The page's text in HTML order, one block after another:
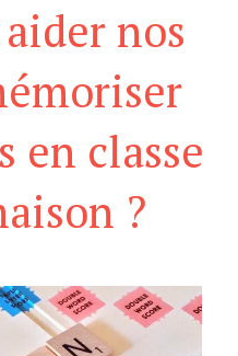
nos
en classe
?